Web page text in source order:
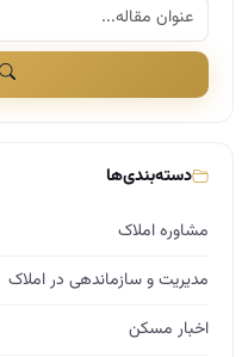
دسته‌بندی‌ها
مشاوره املاک
مدیریت و سازماندهی در املاک
اخبار مسکن